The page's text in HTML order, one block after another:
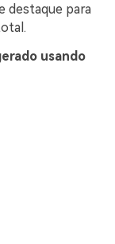
destaque para
usando